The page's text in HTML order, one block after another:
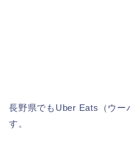
長野県でもUber Eats（ウー
す。